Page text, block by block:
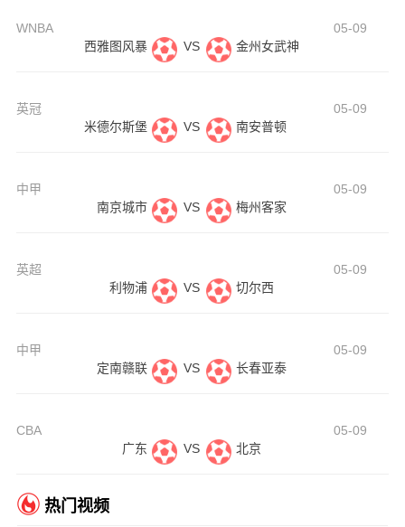
WNBA
05-09
西雅图风暴
VS 金州女武神
英冠
05-09
米德尔斯堡
VS 南安普顿
中甲
05-09
南京城市
VS 梅州客家
英超
05-09
利物浦
VS 切尔西
中甲
05-09
定南赣联
VS 长春亚泰
CBA
05-09
广东
VS 北京
热门视频